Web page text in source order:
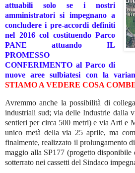
attuabili solo se i nostri
amministratori si impegnano a
concludere i pre-accordi definiti
nel 2016 col costituendo Parco
PANE attuando IL
PROMESSO
CONFERIMENTO al Parco di
nuove aree sulbiatesi con la
STIAMO A VEDERE COSA
Avremmo anche la possibilità di
industriali sud; via delle Industrie dalla
sentieri per circa 500 metri) e via Arti e
unico metà della via 25 aprile, ma
finalmente, realizzato il prolungamento
maggio alla SP177 (progetto disponibile
sotterrato nei cassetti del Sindaco